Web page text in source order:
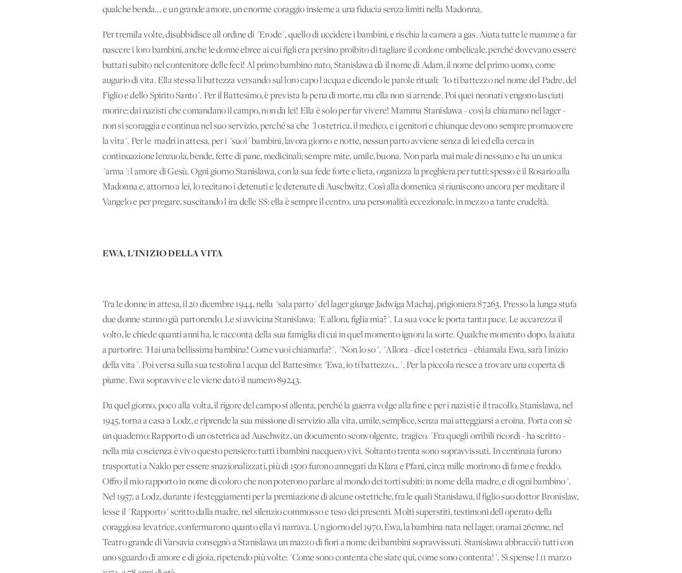
qualche benda... e un grande amore, un enorme coraggio insieme a una fiducia senza limiti nella Madonna.
Per tremila volte, disubbidisce all'ordine di "Erode", quello di uccidere i bambini, e rischia la camera a gas. Aiuta tutte le mamme a far
nascere i loro bambini, anche le donne ebree ai cui figli era persino proibito di tagliare il cordone ombelicale, perché dovevano essere
buttati subito nel contenitore delle feci! Al primo bambino nato, Stanislawa dà il nome di Adam, il nome del primo uomo, come
augurio di vita. Ella stessa li battezza versando sul loro capo l'acqua e dicendo le parole rituali: "Io ti battezzo nel nome del Padre, del
Figlio e dello Spirito Santo". Per il Battesimo, è prevista la pena di morte, ma ella non si arrende. Poi quei neonati vengono lasciati
morire: dai nazisti che comandano il campo, non da lei! Ella è solo per far vivere! Mamma Stanislawa - così la chiamano nel lager -
non si scoraggia e continua nel suo servizio, perché sa che "l'ostetrica, il medico, e i genitori e chiunque devono sempre promuovere
la vita". Per le madri in attesa, per i "suoi" bambini, lavora giorno e notte, nessun parto avviene senza di lei ed ella cerca in
continuazione lenzuola, bende, fette di pane, medicinali; sempre mite, umile, buona. Non parla mai male di nessuno e ha un'unica
"arma": l'amore di Gesù. Ogni giorno Stanislawa, con la sua fede forte e lieta, organizza la preghiera per tutti: spesso è il Rosario alla
Madonna e, attorno a lei, lo recitano i detenuti e le detenute di Auschwitz. Così alla domenica si riuniscono ancora per meditare il
Vangelo e per pregare, suscitando l'ira delle SS: ella è sempre il centro, una personalità eccezionale, in mezzo a tante crudeltà.
EWA, L'INIZIO DELLA VITA
Tra le donne in attesa, il 20 dicembre 1944, nella "sala parto" del lager giunge Jadwiga Machaj, prigioniera 87263. Presso la lunga stufa
due donne stanno già partorendo. Le si avvicina Stanislawa: "E allora, figlia mia?". La sua voce le porta tanta pace. Le accarezza il
volto, le chiede quanti anni ha, le racconta della sua famiglia di cui in quel momento ignora la sorte. Qualche momento dopo, la aiuta
a partorire: "Hai una bellissima bambina! Come vuoi chiamarla?". "Non lo so". "Allora - dice l'ostetrica - chiamala Ewa, sarà l'inizio
della vita". Poi versa sulla sua testolina l'acqua del Battesimo: "Ewa, io ti battezzo...". Per la piccola riesce a trovare una coperta di
piume. Ewa sopravvive e le viene dato il numero 89243.
Da quel giorno, poco alla volta, il rigore del campo si allenta, perché la guerra volge alla fine e per i nazisti è il tracollo. Stanislawa, nel
1945, torna a casa a Lodz, e riprende la sua missione di servizio alla vita, umile, semplice, senza mai atteggiarsi a eroina. Porta con sè
un quaderno: Rapporto di un'ostetrica ad Auschwitz, un documento sconvolgente, tragico. "Fra quegli orribili ricordi - ha scritto -
nella mia coscienza è vivo questo pensiero: tutti i bambini nacquero vivi. Soltanto trenta sono sopravvissuti. In centinaia furono
trasportati a Naklo per essere snazionalizzati, più di 1500 furono annegati da Klara e Pfani, circa mille morirono di fame e freddo.
Offro il mio rapporto in nome di coloro che non poterono parlare al mondo dei torti subiti: in nome della madre, e di ogni bambino".
Nel 1957, a Lodz, durante i festeggiamenti per la premiazione di alcune ostetriche, fra le quali Stanislawa, il figlio suo dottor Bronislaw,
lesse il "Rapporto" scritto dalla madre, nel silenzio commosso e teso dei presenti. Molti superstiti, testimoni dell'operato della
coraggiosa levatrice, confermarono quanto ella vi narrava. Un giorno del 1970, Ewa, la bambina nata nel lager, oramai 26enne, nel
Teatro grande di Varsavia consegnò a Stanislawa un mazzo di fiori a nome dei bambini sopravvissuti. Stanislawa abbracciò tutti con
uno sguardo di amore e di gioia, ripetendo più volte: "Come sono contenta che siate qui, come sono contenta!". Si spense l'11 marzo